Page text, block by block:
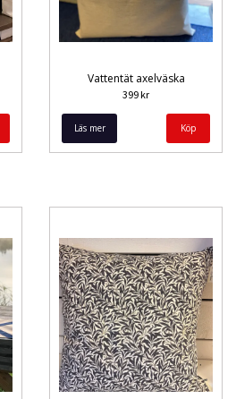
Vattentät axelväska
399 kr
Läs mer Köp